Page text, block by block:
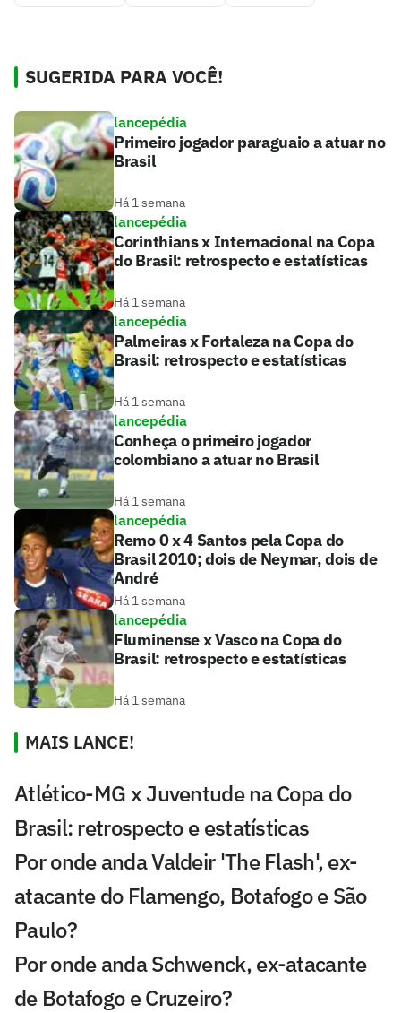
SUGERIDA PARA VOCÊ!
lancepédia
Primeiro jogador paraguaio a atuar no
Brasil
Há 1 semana
lancepédia
Corinthians x Internacional na Copa
do Brasil: retrospecto e estatísticas
Há 1 semana
lancepédia
Palmeiras x Fortaleza na Copa do
Brasil: retrospecto e estatísticas
Há 1 semana
lancepédia
Conheça o primeiro jogador
colombiano a atuar no Brasil
Há 1 semana
lancepédia
Remo 0 x 4 Santos pela Copa do
Brasil 2010; dois de Neymar, dois de
André
Há 1 semana
lancepédia
Fluminense x Vasco na Copa do
Brasil: retrospecto e estatísticas
Há 1 semana
MAIS LANCE!
Atlético-MG x Juventude na Copa do
Brasil: retrospecto e estatísticas
Por onde anda Valdeir 'The Flash', ex-
atacante do Flamengo, Botafogo e São
Paulo?
Por onde anda Schwenck, ex-atacante
de Botafogo e Cruzeiro?